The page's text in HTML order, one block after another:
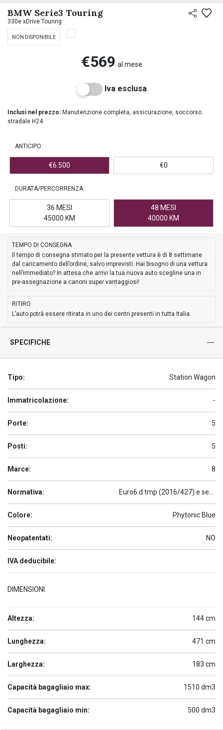
BMW Serie3 Touring
330e xDrive Touring
NON DISPONIBILE
€569 al mese
Iva esclusa
Inclusi nel prezzo: Manutenzione completa, assicurazione, soccorso
stradale H24
ANTICIPO:
€6.500 €0
DURATA/PERCORRENZA:
36 MESI
45000 KM
48 MESI
40000 KM
TEMPO DI CONSEGNA
Il tempo di consegna stimato per la presente vettura è di 8 settimane
dal caricamento dell’ordine, salvo imprevisti. Hai bisogno di una vettura
nell’immediato? In attesa che arrivi la tua nuova auto scegline una in
pre-assegnazione a canoni super vantaggiosi!
RITIRO
L’auto potrà essere ritirata in uno dei centri presenti in tutta Italia.
SPECIFICHE
Tipo: Station Wagon
Immatricolazione: -
Porte: 5
Posti: 5
Marce: 8
Normativa:
Colore: Phytonic Blue
Neopatentati: NO
IVA deducibile:
DIMENSIONI
Altezza: 144 cm
Lunghezza: 471 cm
Larghezza: 183 cm
Capacità bagagliaio max: 1510 dm3
Capacità bagagliaio min: 500 dm3